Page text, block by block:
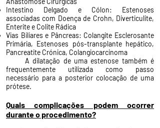
Intestino Delgado e Cólon: Estenoses
associadas com Doença de Crohn, Diverticulite,
Enterite e Colite Rádica
Vias Biliares e Pâncreas: Colangite Esclerosante
Primária, Estenoses pós-transplante hepático,
Pancreatite Crónica, Colangiocarcinoma
A dilatação de uma estenose também é
frequentemente utilizada como passo
necessário para a posterior colocação de uma
prótese.
Quais complicações podem ocorrer
durante o procedimento?